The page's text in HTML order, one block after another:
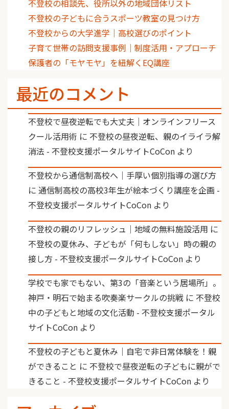
不登校の相談先、役所以外の地域団体リスト
不登校の子どもに合うスポーツ教室の見つけ方
不登校からの大学進学｜高校選びのポイント
子育て世帯の訪問支援事例｜制度活用・アプローチ
保護者の「モヤモヤ」を紐解くEQ講座
最近のコメント
不登校で昼夜逆転でも大丈夫｜オンラインフリース
クール活用術 に 不登校の昼夜逆転、親のイライラ解
消法 - 不登校支援ポータルサイトCoCon より
不登校から通信制高校へ｜手厚い個別指導の選び方
に 通信制高校の高校3年生が絵本づくり講座を企画 -
不登校支援ポータルサイトCoCon より
不登校の親のリフレッシュ｜地域の無料施設活用 に
不登校の夏休み、子どもが「何もしない」時の親の
接し方 - 不登校支援ポータルサイトCoCon より
学校でも家でもない、第3の「音楽という居場所」。
神戸・明石で始まる吹奏楽サークルの挑戦 に 不登校
中の子どもと地域の文化活動 - 不登校支援ポータル
サイトCoCon より
不登校の子どもと夏休み｜自宅で非日常体験を！親
ができること に 不登校で昼夜逆転の子どもに親がで
きること - 不登校支援ポータルサイトCoCon より